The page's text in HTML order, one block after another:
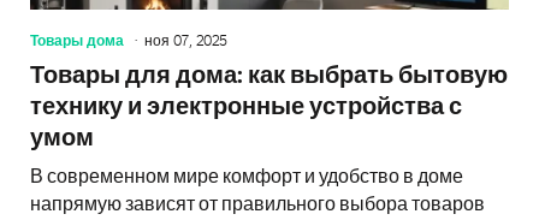
Товары дома ноя 07, 2025
Товары для дома: как выбрать бытовую
технику и электронные устройства с
умом
В современном мире комфорт и удобство в доме
напрямую зависят от правильного выбора товаров